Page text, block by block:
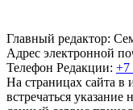
Главный редактор:
Адрес электронной
Телефон Редакции: +7
На страницах сайта
встречаться